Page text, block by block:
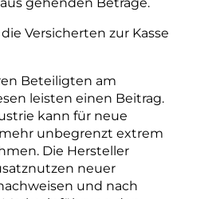
Versicherten zur Kasse
Beteiligten am
leisten einen Beitrag.
kann für neue
unbegrenzt extrem
Die Hersteller
neuer
und nach